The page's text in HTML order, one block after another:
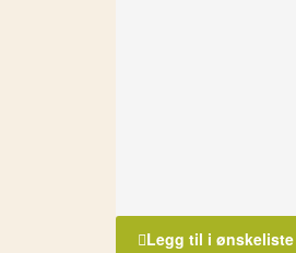
Legg til i ønskeliste